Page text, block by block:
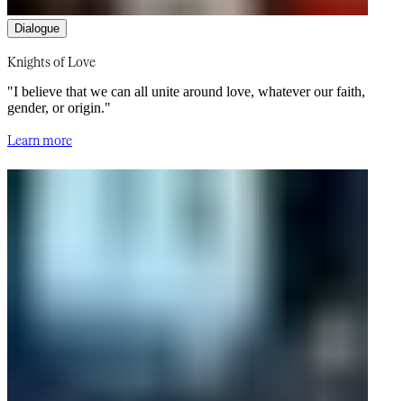
Dialogue​​​​‌ ‍ ​‍​‍‌‍ ‌ ​‍‌‍‍‌‌‍‌ ‌‍‍‌‌‍ ‍​‍​‍​ ‍‍​‍​‍‌ ​ ‌‍​‌‌‍ ‍‌‍‍‌‌ ‌​‌ ‍‌​‍ ‍‌‍‍‌‌‍ ​‍​‍​‍ ​​‍​‍‌‍‍​‌ ​‍‌‍‌‌‌‍‌‍​‍​‍​ ‍‍​‍​‍‌‍‍​‌ ‌​‌ ‌​‌ ​​‌ ​ ​‍ ​‍ ‌‍‌‍‌‍ ‌ ​‍‌ ​ ‌‍‌‌‌ ‌​‌‍‍‌​‍ ‌‌‍‍‌‌ ​ ‌‍ ​‌‍​‌‌‍ ‍‌‍‌​‌ ​ ​‍ ‍‌ ‌‍‌‍‌‌‌ ​‍‌‍​ ‌‍‌‌‌‍ ​​‍ ‍‌‍​‌‌ ​​‌ ​​​‍ ‌ ​ ‌ ‌​‌ ‌‌‌‍‌​‌‍‍‌‌‍ ​‍ ‌‍‍‌‌‍ ‍‌ ‌​‌‍‌‌‌‍ ‍‌ ‌​​‍ ‌‍‌‌‌‍‌​‌‍‍‌‌ ‌​​‍ ‌‍ ‌‌‍ ‌‍‌​‌‍‌‌​ ‌‌ ​​‌ ​‍‌‍‌‌‌ ​ ‌‍‌‌‌‍ ‍‌ ‌​‌‍​‌‌ ‌​‌‍‍‌‌‍ ‌‍ ‍​ ‍ ‌‍‍‌‌‍‌​​ ‌​ ‍​​ ‌ ‌‍‌​​ ‌‌​ ​​​ ‍‌​ ​‍​ ‌‍​‍ ‌​ ‌‌‌‍‌‍​ ‌​‌‍‌‌​‍ ‌​ ‌​​ ​​‌‍​ ​ ​‌​‍ ‌‌‍​‌​ ‌​‌‍​ ​ ‍​​‍ ‌​ ‌‌​ ‌‍​ ‌​‌‍‌‌​ ‌‍​ ‌ ​ ‌ ‌‍‌‍​ ​​​ ​​‌‍‌‍​ ​ ​ ‍ ‌ ‌​‌ ‍‌‌ ​​‌‍‌‌​ ‌‌ ‌​‌‍​‌‌‍‌ ​ ‍ ‌ ​​‌‍​‌‌ ‌​‌‍‍​​ ‌‌ ‌​‌‍‍‌‌ ‌​‌‍ ​‌‍‌‌‌​‌‌‌‍ ‍​ ‌‍​‍‌‍​‌‌ ​ ‌‍‌‌‌‌‌‌‌ ​‍‌‍ ​​ ‌‌‍‍​‌ ‌​‌ ‌​‌ ​​‌ ​ ​‍‌‌​ ​‍‌​‌‍​‍‌‌​ ​‍‌​‌‍‌‍‌‍‌‍ ‌ ​‍‌ ​ ‌‍‌‌‌ ‌​‌‍‍‌​‍ ‌‌‍‍‌‌ ​ ‌‍ ​‌‍​‌‌‍ ‍‌‍‌​‌ ​ ​‍ ‍‌ ‌‍‌‍‌‌‌ ​‍‌‍​ ‌‍‌‌‌‍ ​​‍ ‍‌‍​‌‌ ​​‌ ​​​‍‌‌​ ​‍‌​‌‍‌ ​ ‌ ‌​‌ ‌‌‌‍‌​‌‍‍‌‌‍ ​‍‌‍‌‍‍‌‌‍‌​​ ‌​ ‍​​ ‌ ‌‍‌​​ ‌‌​ ​​​ ‍‌​ ​‍​ ‌‍​‍ ‌​ ‌‌‌‍‌‍​ ‌​‌‍‌‌​‍ ‌​ ‌​​ ​​‌‍​ ​ ​‌​‍ ‌‌‍​‌​ ‌​‌‍​ ​ ‍​​‍ ‌​ ‌‌​ ‌‍​ ‌​‌‍‌‌​ ‌‍​ ‌ ​ ‌ ‌‍‌‍​ ​​​ ​​‌‍‌‍​ ​ ​‍‌‍‌ ‌​‌ ‍‌‌ ​​‌‍‌‌​ ‌‌ ‌​‌‍​‌‌‍‌ ​‍‌‍‌ ​​‌‍​‌‌ ‌​‌‍‍​​ ‌‌ ‌​‌‍‍‌‌ ‌​‌‍ ​‌‍‌‌‌​‌‌‌‍ ‍​‍‌‍‌ ​​‌‍‌‌‌ ​‍‌ ​ ‌ ​​‌‍‌‌‌‍​ ‌ ‌​‌‍‍‌‌ ‌‍‌‍‌‌​ ‌‌ ​​‌ ‌‌‌‍​‍‌‍ ​‌‍‍‌‌ ​ ‌‍‍​‌‍‌‌‌‍‌​​‍​‍‌ ‌
Knights of Love​​​​‌ ‍ ​‍​‍‌‍ ‌ ​‍‌‍‍‌‌‍‌ ‌‍‍‌‌‍ ‍​‍​‍​ ‍‍​‍​‍‌ ​ ‌‍​‌‌‍ ‍‌‍‍‌‌ ‌​‌ ‍‌​‍ ‍‌‍‍‌‌‍ ​‍​‍​‍ ​​‍​‍‌‍‍​‌ ​‍‌‍‌‌‌‍‌‍​‍​‍​ ‍‍​‍​‍‌‍‍​‌ ‌​‌ ‌​‌ ​​‌ ​ ​‍ ​‍ ‌‍‌‍‌‍ ‌ ​‍‌ ​ ‌‍‌‌‌ ‌​‌‍‍‌​‍ ‌‌‍‍‌‌ ​ ‌‍ ​‌‍​‌‌‍ ‍‌‍‌​‌ ​ ​‍ ‍‌ ‌‍‌‍‌‌‌ ​‍‌‍​ ‌‍‌‌‌‍ ​​‍ ‍‌‍​‌‌ ​​‌ ​​​‍ ‌ ​ ‌ ‌​‌ ‌‌‌‍‌​‌‍‍‌‌‍ ​‍ ‌‍‍‌‌‍ ‍‌ ‌​‌‍‌‌‌‍ ‍‌ ‌​​‍ ‌‍‌‌‌‍‌​‌‍‍‌‌ ‌​​‍ ‌‍ ‌‌‍ ‌‍‌​‌‍‌‌​ ‌‌ ​​‌ ​‍‌‍‌‌‌ ​ ‌‍‌‌‌‍ ‍‌ ‌​‌‍​‌‌ ‌​‌‍‍‌‌‍ ‌‍ ‍​ ‍ ‌‍‍‌‌‍‌​​ ‌​ ‌‌​ ‍​‌‍‌‌​ ‍​​ ‍​​ ‌ ​ ‍​​ ​ ​‍ ‌​ ‌‌​ ​​‌‍​‌‌‍‌​​‍ ‌​ ‌​​ ​ ​ ‌‌​ ‍‌​‍ ‌‌‍​‌​ ‌​​ ​ ​ ‌​​‍ ‌‌‍‌‍​ ‌‌​ ​​‌‍‌‌‌‍​‌​ ‌‌​ ​​​ ​ ​ ​‌​ ‌‍​ ‌ ‌‍‌‍​ ‍ ‌ ‌​‌ ‍‌‌ ​​‌‍‌‌​ ‌‌ ​​‌‍​‌‌‍‌ ‌‍‌‌​ ‍ ‌ ​​‌‍​‌‌ ‌​‌‍‍​​ ‌‌ ​​‌‍​‌‌‍‌ ‌‍‌‌‌​​‍‌ ‌‌‌‍‍‌‌‍ ​‌‍‌​‌‍‌‌‌ ​‍​‍‌‌​ ‌‌‌​​‍‌‌ ‌‍‍ ‌‍‌‌‌ ‍‌​‍‌‌​ ​ ‌​‌​​‍‌‌​ ​ ‌​‌​​‍‌‌​ ​‍​ ​‍‌‍​ ‌‍​‍​ ​​​ ‌‌‌‍‌​​ ​ ‌‍‌‌‌‍​‌‌‍‌​‌‍​ ‌‍‌‍‌‍‌‌​‍‌‌​ ​‍​ ​‍​‍‌‌​ ‌‌‌​‌​​‍ ‍‌ ​​‌‍​‌‌‍‌ ‌‍‌‌‌ ​ ​‍‌‌​ ‌‌‌​​‍‌‌ ‌‍‍ ‌‍‌‌‌ ‍‌​‍‌‌​ ​ ‌​‌​​‍‌‌​ ​ ‌​‌​​‍‌‌​ ​‍​ ​‍‌‍​‌​ ​ ​ ​‍​ ​ ‌‍‌‌​ ‍​‌‍​‍​ ‌‌‌‍‌​​ ​‌​ ‌​‌‍​‌​‍‌‌​ ​‍​ ​‍​‍‌‌​ ‌‌‌​‌​​‍ ‍‌ ‌​‌‍‍‌‌ ‌​‌‍ ​‌‍‌‌​ ‌‍​‍‌‍​‌‌ ​ ‌‍‌‌‌‌‌‌‌ ​‍‌‍ ​​ ‌‌‍‍​‌ ‌​‌ ‌​‌ ​​‌ ​ ​‍‌‌​ ​‍‌​‌‍​‍‌‌​ ​‍‌​‌‍‌‍‌‍‌‍ ‌ ​‍‌ ​ ‌‍‌‌‌ ‌​‌‍‍‌​‍ ‌‌‍‍‌‌ ​ ‌‍ ​‌‍​‌‌‍ ‍‌‍‌​‌ ​ ​‍ ‍‌ ‌‍‌‍‌‌‌ ​‍‌‍​ ‌‍‌‌‌‍ ​​‍ ‍‌‍​‌‌ ​​‌ ​​​‍‌‌​ ​‍‌​‌‍‌ ​ ‌ ‌​‌ ‌‌‌‍‌​‌‍‍‌‌‍ ​‍‌‍‌‍‍‌‌‍‌​​ ‌​ ‌‌​ ‍​‌‍‌‌​ ‍​​ ‍​​ ‌ ​ ‍​​ ​ ​‍ ‌​ ‌‌​ ​​‌‍​‌‌‍‌​​‍ ‌​ ‌​​ ​ ​ ‌‌​ ‍‌​‍ ‌‌‍​‌​ ‌​​ ​ ​ ‌​​‍ ‌‌‍‌‍​ ‌‌​ ​​‌‍‌‌‌‍​‌​ ‌‌​ ​​​ ​ ​ ​‌​ ‌‍​ ‌ ‌‍‌‍​‍‌‍‌ ‌​‌ ‍‌‌ ​​‌‍‌‌​ ‌‌ ​​‌‍​‌‌‍‌ ‌‍‌‌​‍‌‍‌ ​​‌‍​‌‌ ‌​‌‍‍​​ ‌‌ ​​‌‍​‌‌‍‌ ‌‍‌‌‌​​‍‌ ‌‌‌‍‍‌‌‍ ​‌‍‌​‌‍‌‌‌ ​‍​‍‌‌​ ‌‌‌​​‍‌‌ ‌‍‍ ‌‍‌‌‌ ‍‌​‍‌‌​ ​ ‌​‌​​‍‌‌​ ​ ‌​‌​​‍‌‌​ ​‍​ ​‍‌‍​ ‌‍​‍​ ​​​ ‌‌‌‍‌​​ ​ ‌‍‌‌‌‍​‌‌‍‌​‌‍​ ‌‍‌‍‌‍‌‌​‍‌‌​ ​‍​ ​‍​‍‌‌​ ‌‌‌​‌​​‍ ‍‌ ​​‌‍​‌‌‍‌ ‌‍‌‌‌ ​ ​‍‌‌​ ‌‌‌​​‍‌‌ ‌‍‍ ‌‍‌‌‌ ‍‌​‍‌‌​ ​ ‌​‌​​‍‌‌​ ​ ‌​‌​​‍‌‌​ ​‍​ ​‍‌‍​‌​ ​ ​ ​‍​ ​ ‌‍‌‌​ ‍​‌‍​‍​ ‌‌‌‍‌​​ ​‌​ ‌​‌‍​‌​‍‌‌​ ​‍​ ​‍​‍‌‌​ ‌‌‌​‌​​‍ ‍‌ ‌​‌‍‍‌‌ ‌​‌‍ ​‌‍‌‌​‍‌‍‌ ​​‌‍‌‌‌ ​‍‌ ​ ‌ ​​‌‍‌‌‌‍​ ‌ ‌​‌‍‍‌‌ ‌‍‌‍‌‌​ ‌‌ ​​‌ ‌‌‌‍​‍‌‍ ​‌‍‍‌‌ ​ ‌‍‍​‌‍‌‌‌‍‌​​‍​‍‌ ‌
"I believe that we can all unite around love, whatever our faith,
gender, or origin."
Learn more​​​​‌ ‍ ​‍​‍‌‍ ‌ ​‍‌‍‍‌‌‍‌ ‌‍‍‌‌‍ ‍​‍​‍​ ‍‍​‍​‍‌ ​ ‌‍​‌‌‍ ‍‌‍‍‌‌ ‌​‌ ‍‌​‍ ‍‌‍‍‌‌‍ ​‍​‍​‍ ​​‍​‍‌‍‍​‌ ​‍‌‍‌‌‌‍‌‍​‍​‍​ ‍‍​‍​‍‌‍‍​‌ ‌​‌ ‌​‌ ​​‌ ​ ​‍ ​‍ ‌‍‌‍‌‍ ‌ ​‍‌ ​ ‌‍‌‌‌ ‌​‌‍‍‌​‍ ‌‌‍‍‌‌ ​ ‌‍ ​‌‍​‌‌‍ ‍‌‍‌​‌ ​ ​‍ ‍‌ ‌‍‌‍‌‌‌ ​‍‌‍​ ‌‍‌‌‌‍ ​​‍ ‍‌‍​‌‌ ​​‌ ​​​‍ ‌ ​ ‌ ‌​‌ ‌‌‌‍‌​‌‍‍‌‌‍ ​‍ ‌‍‍‌‌‍ ‍‌ ‌​‌‍‌‌‌‍ ‍‌ ‌​​‍ ‌‍‌‌‌‍‌​‌‍‍‌‌ ‌​​‍ ‌‍ ‌‌‍ ‌‍‌​‌‍‌‌​ ‌‌ ​​‌ ​‍‌‍‌‌‌ ​ ‌‍‌‌‌‍ ‍‌ ‌​‌‍​‌‌ ‌​‌‍‍‌‌‍ ‌‍ ‍​ ‍ ‌‍‍‌‌‍‌​​ ‌​ ‌‌​ ‍​‌‍‌‌​ ‍​​ ‍​​ ‌ ​ ‍​​ ​ ​‍ ‌​ ‌‌​ ​​‌‍​‌‌‍‌​​‍ ‌​ ‌​​ ​ ​ ‌‌​ ‍‌​‍ ‌‌‍​‌​ ‌​​ ​ ​ ‌​​‍ ‌‌‍‌‍​ ‌‌​ ​​‌‍‌‌‌‍​‌​ ‌‌​ ​​​ ​ ​ ​‌​ ‌‍​ ‌ ‌‍‌‍​ ‍ ‌ ‌​‌ ‍‌‌ ​​‌‍‌‌​ ‌‌ ​​‌‍​‌‌‍‌ ‌‍‌‌​ ‍ ‌ ​​‌‍​‌‌ ‌​‌‍‍​​ ‌‌ ​​‌‍​‌‌‍‌ ‌‍‌‌‌​​‍‌ ‌‌‌‍‍‌‌‍ ​‌‍‌​‌‍‌‌‌ ​‍​‍‌‌​ ‌‌‌​​‍‌‌ ‌‍‍ ‌‍‌‌‌ ‍‌​‍‌‌​ ​ ‌​‌​​‍‌‌​ ​ ‌​‌​​‍‌‌​ ​‍​ ​‍‌‍​ ‌‍​‍​ ​​​ ‌‌‌‍‌​​ ​ ‌‍‌‌‌‍​‌‌‍‌​‌‍​ ‌‍‌‍‌‍‌‌​‍‌‌​ ​‍​ ​‍​‍‌‌​ ‌‌‌​‌​​‍ ‍‌ ​​‌‍​‌‌‍‌ ‌‍‌‌‌ ​ ​‍‌‌​ ‌‌‌​​‍‌‌ ‌‍‍ ‌‍‌‌‌ ‍‌​‍‌‌​ ​ ‌​‌​​‍‌‌​ ​ ‌​‌​​‍‌‌​ ​‍​ ​‍‌‍​‌​ ​ ​ ​‍​ ​ ‌‍‌‌​ ‍​‌‍​‍​ ‌‌‌‍‌​​ ​‌​ ‌​‌‍​‌​‍‌‌​ ​‍​ ​‍​‍‌‌​ ‌‌‌​‌​​‍ ‍‌‍​ ‌ ‌​‌‍​‌​‍ ‍‌‍ ‍‌‍​‌‌‍ ‌‌‍‌‌​ ‌‍​‍‌‍​‌‌ ​ ‌‍‌‌‌‌‌‌‌ ​‍‌‍ ​​ ‌‌‍‍​‌ ‌​‌ ‌​‌ ​​‌ ​ ​‍‌‌​ ​‍‌​‌‍​‍‌‌​ ​‍‌​‌‍‌‍‌‍‌‍ ‌ ​‍‌ ​ ‌‍‌‌‌ ‌​‌‍‍‌​‍ ‌‌‍‍‌‌ ​ ‌‍ ​‌‍​‌‌‍ ‍‌‍‌​‌ ​ ​‍ ‍‌ ‌‍‌‍‌‌‌ ​‍‌‍​ ‌‍‌‌‌‍ ​​‍ ‍‌‍​‌‌ ​​‌ ​​​‍‌‌​ ​‍‌​‌‍‌ ​ ‌ ‌​‌ ‌‌‌‍‌​‌‍‍‌‌‍ ​‍‌‍‌‍‍‌‌‍‌​​ ‌​ ‌‌​ ‍​‌‍‌‌​ ‍​​ ‍​​ ‌ ​ ‍​​ ​ ​‍ ‌​ ‌‌​ ​​‌‍​‌‌‍‌​​‍ ‌​ ‌​​ ​ ​ ‌‌​ ‍‌​‍ ‌‌‍​‌​ ‌​​ ​ ​ ‌​​‍ ‌‌‍‌‍​ ‌‌​ ​​‌‍‌‌‌‍​‌​ ‌‌​ ​​​ ​ ​ ​‌​ ‌‍​ ‌ ‌‍‌‍​‍‌‍‌ ‌​‌ ‍‌‌ ​​‌‍‌‌​ ‌‌ ​​‌‍​‌‌‍‌ ‌‍‌‌​‍‌‍‌ ​​‌‍​‌‌ ‌​‌‍‍​​ ‌‌ ​​‌‍​‌‌‍‌ ‌‍‌‌‌​​‍‌ ‌‌‌‍‍‌‌‍ ​‌‍‌​‌‍‌‌‌ ​‍​‍‌‌​ ‌‌‌​​‍‌‌ ‌‍‍ ‌‍‌‌‌ ‍‌​‍‌‌​ ​ ‌​‌​​‍‌‌​ ​ ‌​‌​​‍‌‌​ ​‍​ ​‍‌‍​ ‌‍​‍​ ​​​ ‌‌‌‍‌​​ ​ ‌‍‌‌‌‍​‌‌‍‌​‌‍​ ‌‍‌‍‌‍‌‌​‍‌‌​ ​‍​ ​‍​‍‌‌​ ‌‌‌​‌​​‍ ‍‌ ​​‌‍​‌‌‍‌ ‌‍‌‌‌ ​ ​‍‌‌​ ‌‌‌​​‍‌‌ ‌‍‍ ‌‍‌‌‌ ‍‌​‍‌‌​ ​ ‌​‌​​‍‌‌​ ​ ‌​‌​​‍‌‌​ ​‍​ ​‍‌‍​‌​ ​ ​ ​‍​ ​ ‌‍‌‌​ ‍​‌‍​‍​ ‌‌‌‍‌​​ ​‌​ ‌​‌‍​‌​‍‌‌​ ​‍​ ​‍​‍‌‌​ ‌‌‌​‌​​‍ ‍‌‍​ ‌ ‌​‌‍​‌​‍ ‍‌‍ ‍‌‍​‌‌‍ ‌‌‍‌‌​‍‌‍‌ ​​‌‍‌‌‌ ​‍‌ ​ ‌ ​​‌‍‌‌‌‍​ ‌ ‌​‌‍‍‌‌ ‌‍‌‍‌‌​ ‌‌ ​​‌ ‌‌‌‍​‍‌‍ ​‌‍‍‌‌ ​ ‌‍‍​‌‍‌‌‌‍‌​​‍​‍‌ ‌